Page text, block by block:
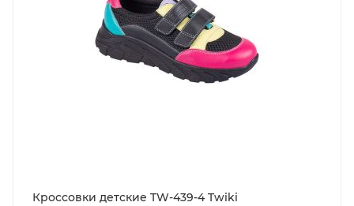
Кроссовки детские TW-439-4 Twiki